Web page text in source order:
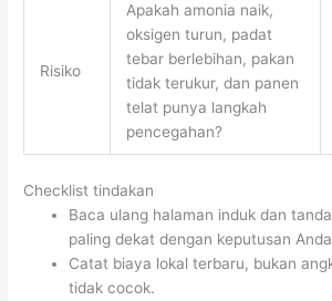
Risiko
Apakah amonia naik,
oksigen turun, padat
tebar berlebihan, pakan
tidak terukur, dan panen
telat punya langkah
pencegahan?
Checklist tindakan
Baca ulang halaman induk dan
paling dekat dengan keputusan
Catat biaya lokal terbaru, bukan
tidak cocok.